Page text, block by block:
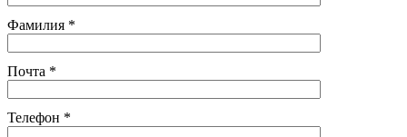
Фамилия *
Почта *
Телефон *